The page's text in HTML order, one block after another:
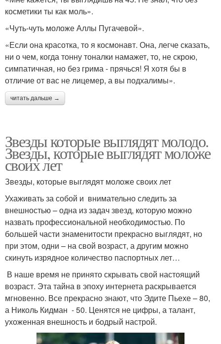
косметики ты как моль».
«Чуть-чуть моложе Аллы Пугачевой».
«Если она красотка, то я космонавт. Она, легче сказать,
ни о чем, когда тонну тоналки намажет, то, не скрою,
симпатичная, но без грима - прячься! Я хотя бы в
отличие от вас не лицемер, а вы подхалимы».
читать дальше →
Звезды которые выглядят молодо.
Звезды, которые выглядят моложе
своих лет
Звезды, которые выглядят моложе своих лет
Ухаживать за собой и внимательно следить за
внешностью – одна из задач звезд, которую можно
назвать профессиональной необходимостью. По
большей части знаменитости прекрасно выглядят, но
при этом, одни – на свой возраст, а другим можно
скинуть изрядное количество паспортных лет…
В наше время не принято скрывать свой настоящий
возраст. Эта тайна в эпоху интернета раскрывается
мгновенно. Все прекрасно знают, что Эдите Пьехе – 80,
а Николь Кидман - 50. Ценятся не цифры, а талант,
ухоженная внешность и бодрый настрой.